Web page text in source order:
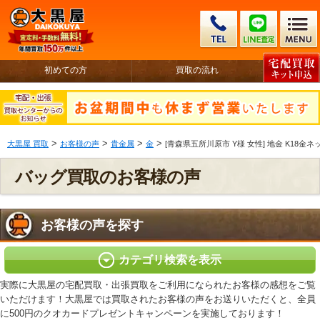
初めての方 買取の流れ
大黒屋 買取 > お客様の声 > 貴金属 > 金 > [青森県五所川原市 Y様 女性] 地金 K18金ネ
バッグ買取のお客様の声
お客様の声を探す
カテゴリ検索を表示
実際に大黒屋の宅配買取・出張買取をご利用になられたお客様の感想をご覧
いただけます！大黒屋では買取されたお客様の声をお送りいただくと、全員
に500円のクオカードプレゼントキャンペーンを実施しております！